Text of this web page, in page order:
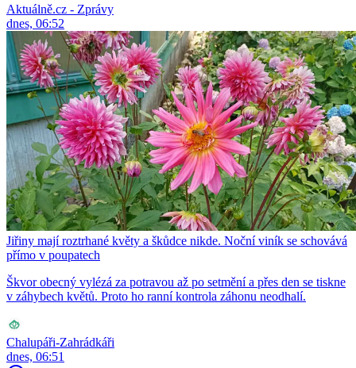
Aktuálně.cz - Zprávy
dnes, 06:52
Jiřiny mají roztrhané květy a škůdce nikde. Noční viník se schovává
přímo v poupatech
Škvor obecný vylézá za potravou až po setmění a přes den se tiskne
v záhybech květů. Proto ho ranní kontrola záhonu neodhalí.
Chalupáři-Zahrádkáři
dnes, 06:51